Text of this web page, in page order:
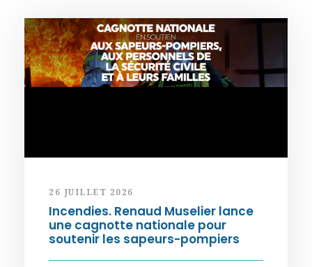
26 JUILLET 2026
Incendies. Renaud Muselier lance
une cagnotte nationale pour
soutenir les sapeurs-pompiers